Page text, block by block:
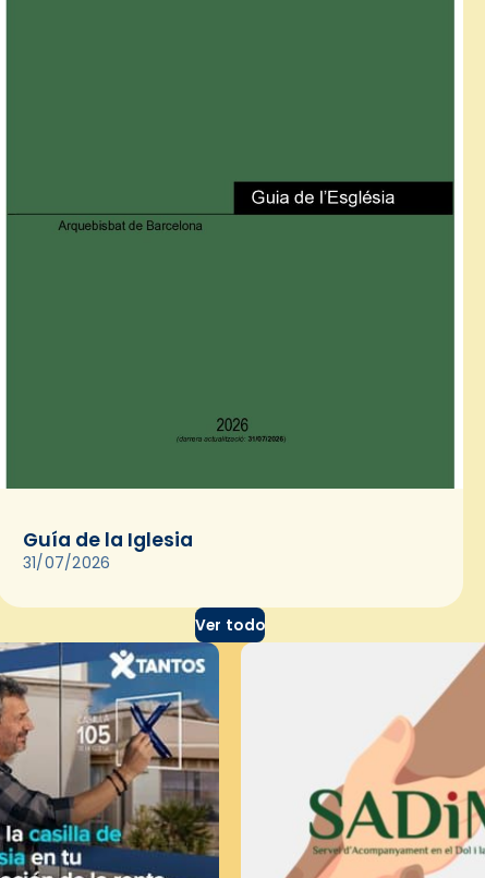
Guía de la Iglesia
31/07/2026
Ver todo